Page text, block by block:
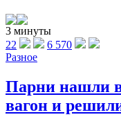
3 минуты
22
6 570
Разное
Парни нашли
вагон и